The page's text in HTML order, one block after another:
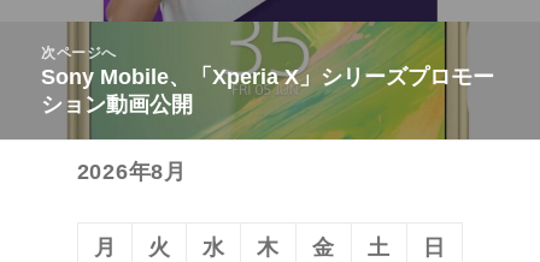
稿:
次ページへ
次
の
投
Sony Mobile、「Xperia X」シリーズプロモー
ション動画公開
2026年8月
月 火 水 木 金 土 日